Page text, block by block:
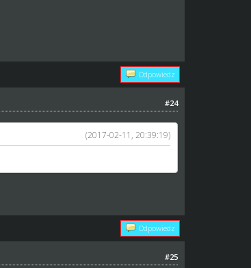
Odpowiedz
#24
(2017-02-11, 20:39:19)
Odpowiedz
#25